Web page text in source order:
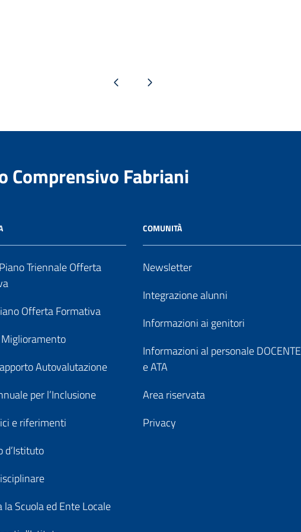
Pagina precedentePagina successiva
Comprensivo Fabriani
Triennale Offerta
Offerta Formativa
Autovalutazione
per l’Inclusione
e riferimenti
d’Istituto
Scuola ed Ente Locale
COMUNITÀ
Newsletter
Integrazione alunni
Informazioni ai genitori
Informazioni al personale DOCENTE
e ATA
Area riservata
Privacy